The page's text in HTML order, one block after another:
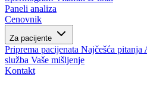
Paneli analiza
Cenovnik
Za pacijente
Priprema pacijenata Najčešća pitanja
služba Vaše mišljenje
Kontakt